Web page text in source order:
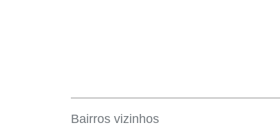
Bairros vizinhos